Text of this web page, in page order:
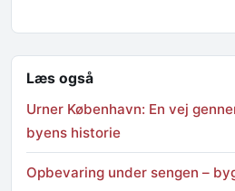
Læs også
Urner København: En vej
byens historie
Opbevaring under sengen –